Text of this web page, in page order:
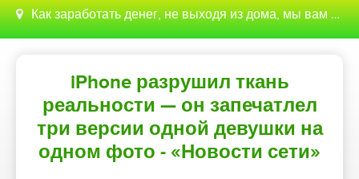
Как заработать денег, не выходя из дома, мы вам поможем с этим разобраться
iPhone разрушил ткань
реальности — он запечатлел
три версии одной девушки на
одном фото - «Новости сети»